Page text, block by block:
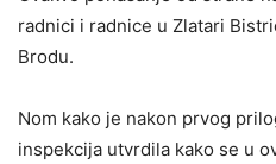
radnici i radnice u Zlatari
Brodu.
Nom kako je nakon prvog
inspekcija utvrdila kako se u